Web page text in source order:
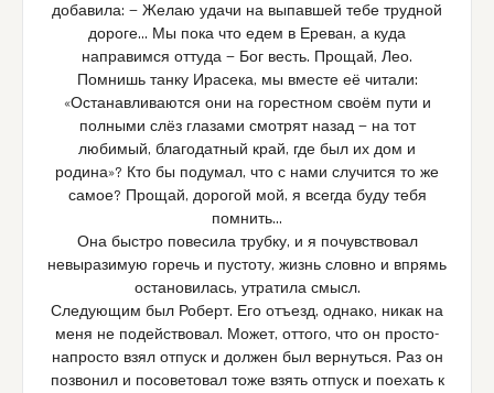
добавила: — Желаю удачи на выпавшей тебе трудной
дороге… Мы пока что едем в Ереван, а куда
направимся оттуда — Бог весть. Прощай, Лео.
Помнишь танку Ирасека, мы вместе её читали:
«Останавливаются они на горестном своём пути и
полными слёз глазами смотрят назад — на тот
любимый, благодатный край, где был их дом и
родина»? Кто бы подумал, что с нами случится то же
самое? Прощай, дорогой мой, я всегда буду тебя
помнить…
Она быстро повесила трубку, и я почувствовал
невыразимую горечь и пустоту, жизнь словно и впрямь
остановилась, утратила смысл.
Следующим был Роберт. Его отъезд, однако, никак на
меня не подействовал. Может, оттого, что он просто-
напросто взял отпуск и должен был вернуться. Раз он
позвонил и посоветовал тоже взять отпуск и поехать к